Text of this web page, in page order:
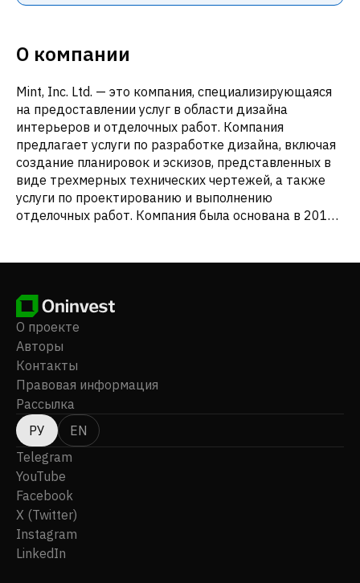
О компании
Mint, Inc. Ltd. — это компания, специализирующаяся
на предоставлении услуг в области дизайна
интерьеров и отделочных работ. Компания
предлагает услуги по разработке дизайна, включая
создание планировок и эскизов, представленных в
виде трехмерных технических чертежей, а также
услуги по проектированию и выполнению
отделочных работ. Компания была основана в 2018
О проекте
Авторы
Контакты
Правовая информация
Рассылка
РУ
EN
Telegram
YouTube
Facebook
X (Twitter)
Instagram
LinkedIn